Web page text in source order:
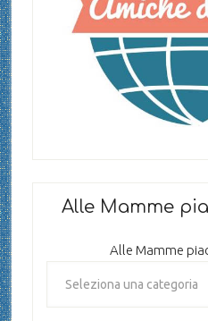
Alle Mamme
Alle Mamme